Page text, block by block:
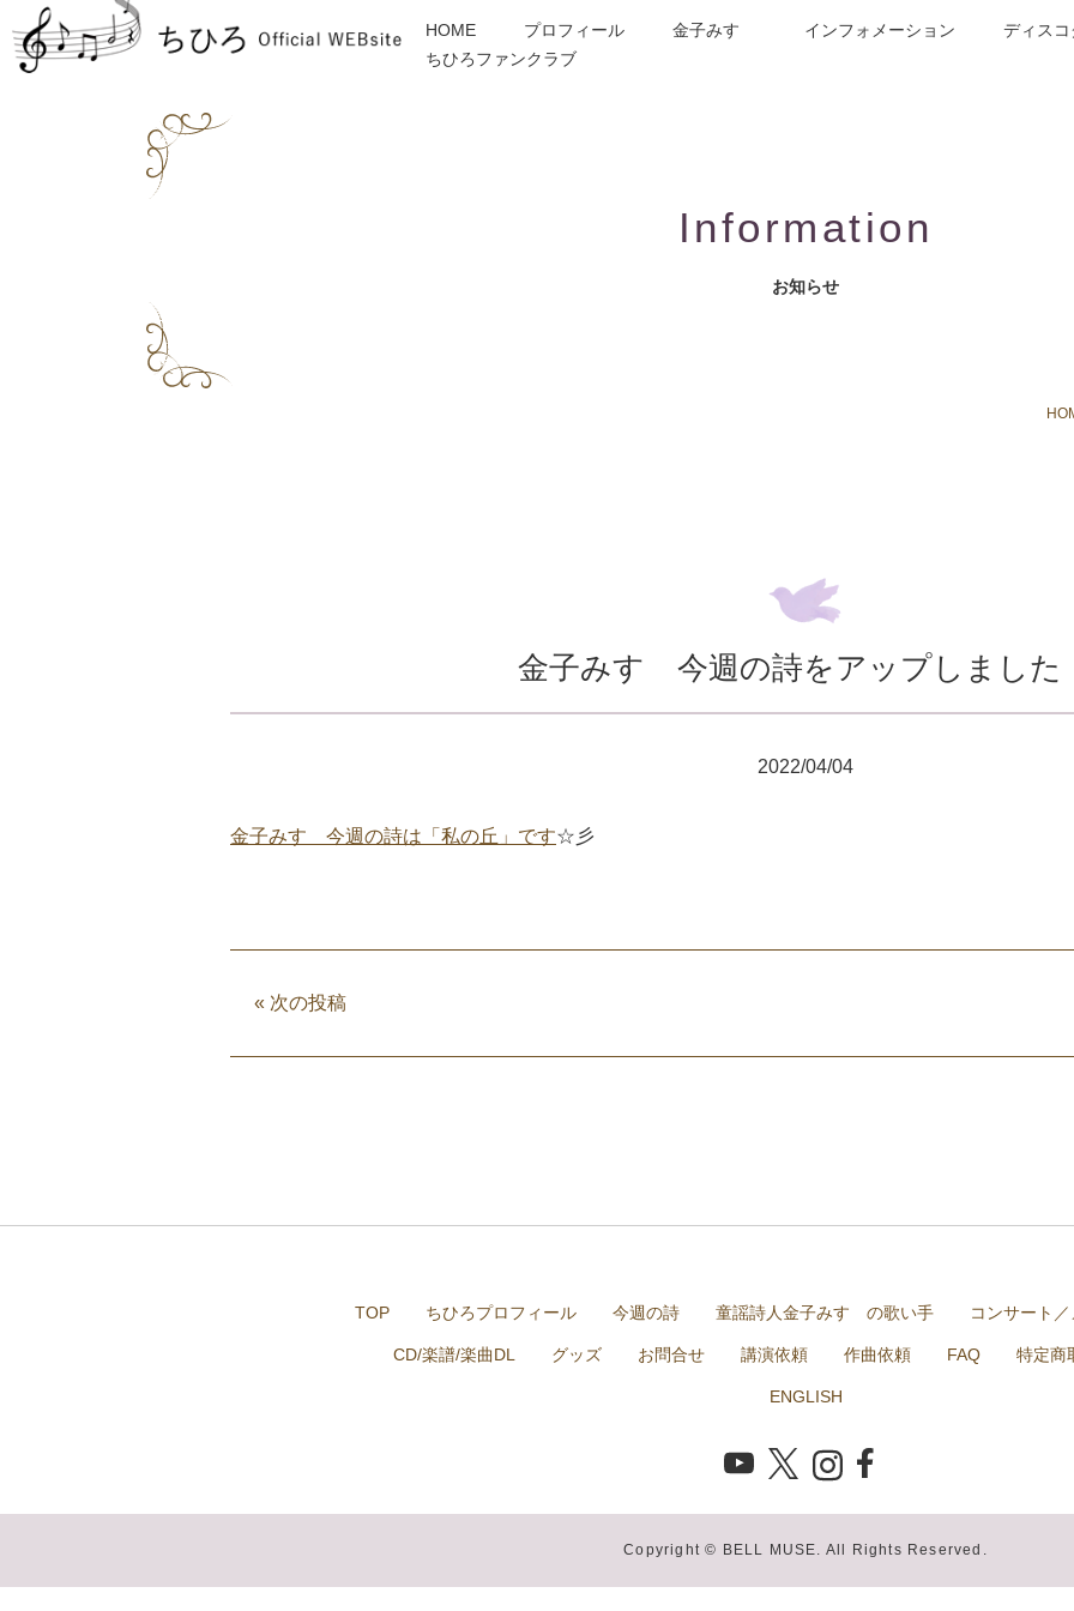
HOME プロフィール 金子みすゞ インフォメーション ディス
ちひろファンクラブ
Information
お知らせ
金子みすゞ今週の詩をアップしました
2022/04/04
金子みすゞ今週の詩は「私の丘」です☆彡
« 次の投稿
TOP ちひろプロフィール 今週の詩 童謡詩人金子みすゞの歌い手 コンサート
CD/楽譜/楽曲DL グッズ お問合せ 講演依頼 作曲依頼 FAQ 特定商
ENGLISH
Copyright © BELL MUSE. All Rights Reserved.